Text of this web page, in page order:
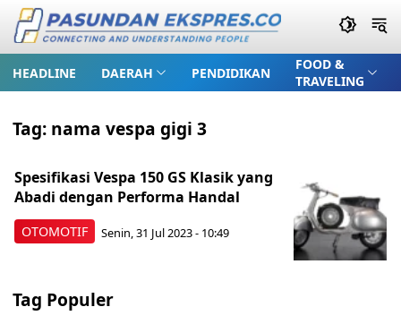
HEADLINE DAERAH PENDIDIKAN
FOOD &
TRAVELING
Tag: nama vespa gigi 3
OTOMOTIF
Spesifikasi Vespa 150 GS Klasik yang
Abadi dengan Performa Handal
Senin, 31 Jul 2023 - 10:49
Tag Populer